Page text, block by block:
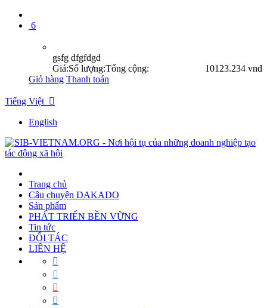
6
gsfg dfgfdgd
Giá:
123.234 vnđ
Số lượng: 10
Tổng cộng:
Giỏ hàng Thanh toán
Tiếng Việt 
English
Trang chủ
Câu chuyện DAKADO
Sản phẩm
PHÁT TRIỂN BỀN VỮNG
Tin tức
ĐỐI TÁC
LIÊN HỆ



